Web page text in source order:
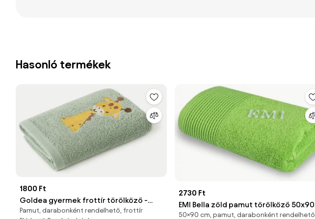
Hasonló termékek
1800 Ft
Goldea gyermek frottír törölköző -
zsiráf zsályaszínű alapon 30 x 50 cm
Pamut, darabonként rendelhető, frottír
2730 Ft
EMI Bella zöld pamut törölköző 50x90
cm
50×90 cm, pamut, darabonként rendelhető